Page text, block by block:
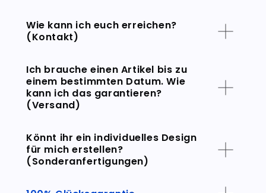
Wie kann ich euch erreichen?
(Kontakt)
Ich brauche einen Artikel bis zu
einem bestimmten Datum. Wie
kann ich das garantieren?
(Versand)
Könnt ihr ein individuelles Design
für mich erstellen?
(Sonderanfertigungen)